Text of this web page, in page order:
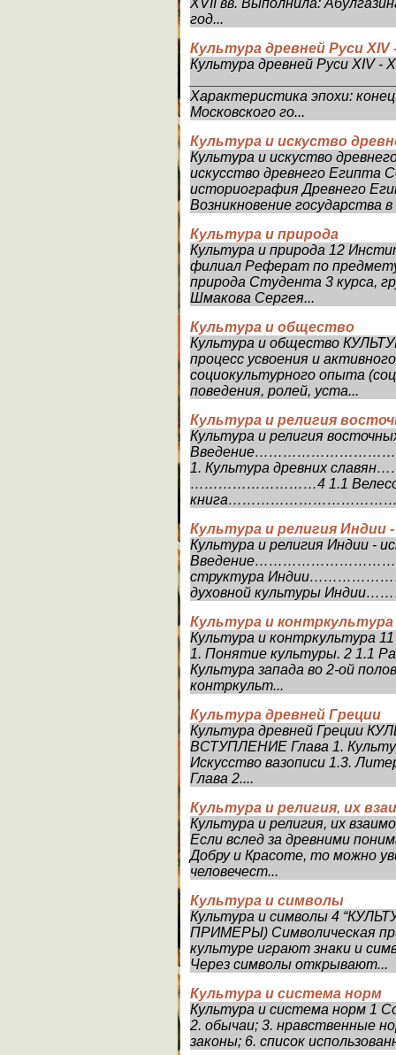
год...
Культура древней Руси ХIV
Культура древней Руси ХIV -
Характеристика эпохи:
Московского го...
Культура и искуство
Культура и искуство
искусство древнего Египта
историография Древнего
Возникновение государства в
Культура и природа
Культура и природа 12
филиал Реферат по
природа Студента 3 курса,
Шмакова Сергея...
Культура и общество
Культура и общество
процесс усвоения и
социокультурного опыта
поведения, ролей, уста...
Культура и религия
Культура и религия
1. Культура древних
………………………4 1.1
Культура и религия Индии
Культура и религия Индии -
структура
духовной культуры
Культура и контркультура
Культура и контркультура
1. Понятие культуры. 2 1.1
Культура запада во 2-ой
контркульт...
Культура древней Греции
Культура древней Греции
ВСТУПЛЕНИЕ Глава 1.
Искусство вазописи 1.3.
Глава 2....
Культура и религия, их
Культура и религия, их
Если вслед за древними
Добру и Красоте, то можно
человечест...
Культура и символы
Культура и символы 4
ПРИМЕРЫ) Символическая
культуре играют знаки и
Через символы открывают...
Культура и система норм
Культура и система норм 1
2. обычаи; 3. нравственные
законы; 6. список